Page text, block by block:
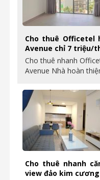
Cho thuê Officetel
Avenue chỉ 7 triệu/
Cho thuê nhanh
Avenue Nhà hoàn
Cho thuê nhanh
view đảo kim